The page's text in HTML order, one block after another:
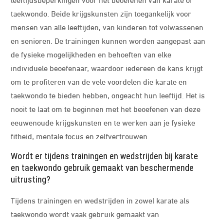
taekwondo. Beide krijgskunsten zijn toegankelijk voor
mensen van alle leeftijden, van kinderen tot volwassenen
en senioren. De trainingen kunnen worden aangepast aan
de fysieke mogelijkheden en behoeften van elke
individuele beoefenaar, waardoor iedereen de kans krijgt
om te profiteren van de vele voordelen die karate en
taekwondo te bieden hebben, ongeacht hun leeftijd. Het is
nooit te laat om te beginnen met het beoefenen van deze
eeuwenoude krijgskunsten en te werken aan je fysieke
fitheid, mentale focus en zelfvertrouwen.
Wordt er tijdens trainingen en wedstrijden bij karate
en taekwondo gebruik gemaakt van beschermende
uitrusting?
Tijdens trainingen en wedstrijden in zowel karate als
taekwondo wordt vaak gebruik gemaakt van